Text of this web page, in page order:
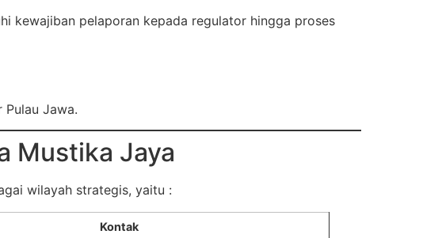
kewajiban pelaporan kepada regulator hingga proses
Pulau Jawa.
Mustika Jaya
wilayah strategis, yaitu :
Kontak